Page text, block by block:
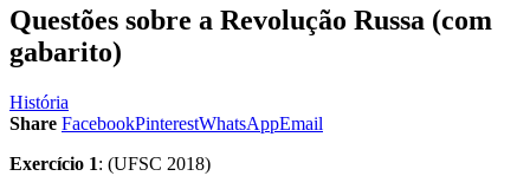
Questões sobre a Revolução Russa (com
gabarito)
História
Share FacebookPinterestWhatsAppEmail
Exercício 1: (UFSC 2018)